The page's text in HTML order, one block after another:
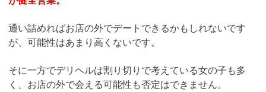
通い詰めればお店の外でデートできるかもしれないです
が、可能性はあまり高くないです。
そに一方でデリヘルは割り切りで考えている女の子も多
く、お店の外で会える可能性も否定はできません。